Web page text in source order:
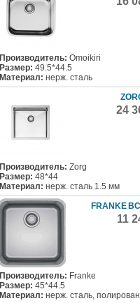
Производитель: Omoikiri
Размер: 49.5*44.5
Материал:нерж. сталь
24
Производитель: Zorg
Размер: 48*44
Материал:нерж. сталь 1.5 мм
FRANKE
11
Производитель: Franke
Размер: 45*44.5
Материал:нерж. сталь,